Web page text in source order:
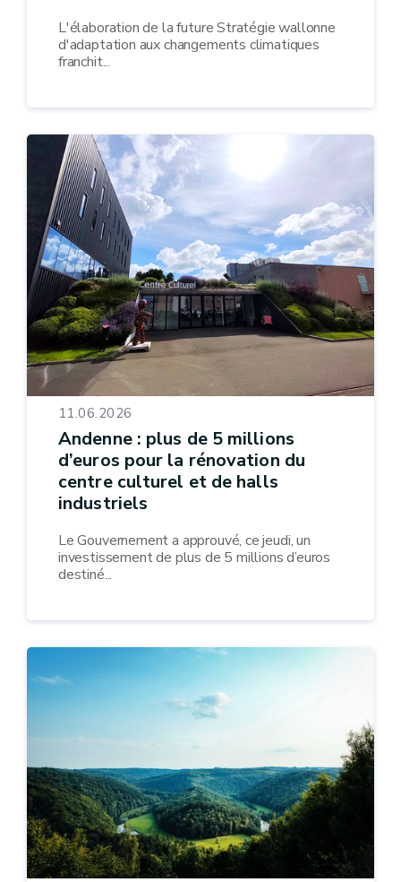
L'élaboration de la future Stratégie wallonne
d'adaptation aux changements climatiques
franchit...
11.06.2026
Andenne : plus de 5 millions
d’euros pour la rénovation du
centre culturel et de halls
industriels
Le Gouvernement a approuvé, ce jeudi, un
investissement de plus de 5 millions d’euros
destiné...